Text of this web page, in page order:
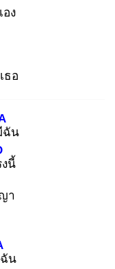
อง
ธอ
ฉัน
นี้
า
น